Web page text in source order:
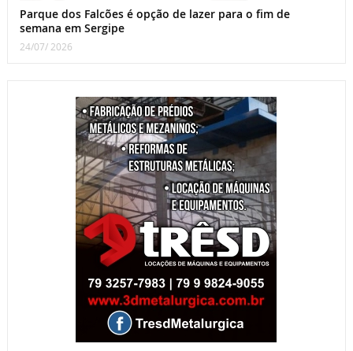
Parque dos Falcões é opção de lazer para o fim de
semana em Sergipe
24/07/ 2026